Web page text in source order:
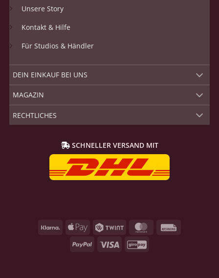
Unsere Story
Kontakt & Hilfe
Für Studios & Händler
DEIN EINKAUF BEI UNS
MAGAZIN
RECHTLICHES
SCHNELLER VERSAND MIT
Klarna
Apple
Twint MasterCard
PayPal
Visum